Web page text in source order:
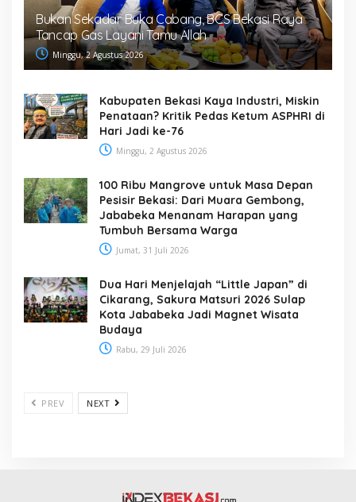
Bukan Sekadar Buka Cabang, BCS Bekasi Raya
Tancap Gas Layani Tamu Allah
Minggu, 2 Agustus 2026
Kabupaten Bekasi Kaya Industri, Miskin
Penataan? Kritik Pedas Ketum ASPHRI di
Hari Jadi ke-76
Minggu, 2 Agustus 2026
100 Ribu Mangrove untuk Masa Depan
Pesisir Bekasi: Dari Muara Gembong,
Jababeka Menanam Harapan yang
Tumbuh Bersama Warga
Jumat, 31 Juli 2026
Dua Hari Menjelajah “Little Japan” di
Cikarang, Sakura Matsuri 2026 Sulap
Kota Jababeka Jadi Magnet Wisata
Budaya
Rabu, 29 Juli 2026
PREV NEXT